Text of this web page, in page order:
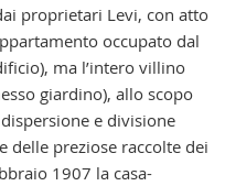
proprietari Levi, con atto
occupato dal
ma l’intero villino
giardino), allo scopo
e divisione
delle preziose raccolte dei
1907 la casa-